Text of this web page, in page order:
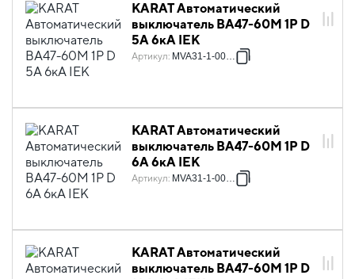
KARAT Автоматический
выключатель ВА47-60M 1P D
5А 6кА IEK
Артикул: MVA31-1-005-D
KARAT Автоматический
выключатель ВА47-60M 1P D
6А 6кА IEK
Артикул: MVA31-1-006-D
KARAT Автоматический
выключатель ВА47-60M 1P D